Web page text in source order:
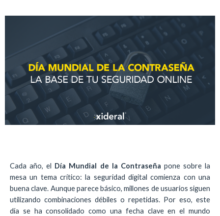
Cada año, el Día Mundial de la Contraseña pone sobre la
mesa un tema crítico: la seguridad digital comienza con una
buena clave. Aunque parece básico, millones de usuarios siguen
utilizando combinaciones débiles o repetidas. Por eso, este
día se ha consolidado como una fecha clave en el mundo